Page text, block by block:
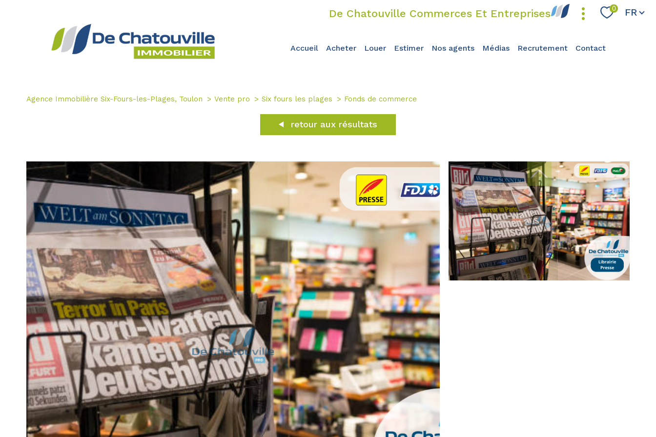
De Chatouville Commerces Et Entreprises 0 FR
accueil acheter louer estimer nos agents médias recrutement contact
Agence Immobilière Six-Fours-les-Plages, Toulon Vente pro Six fours les plages Fonds de commerce
retour aux résultats